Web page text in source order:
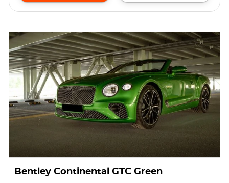
Bentley Continental GTC Green